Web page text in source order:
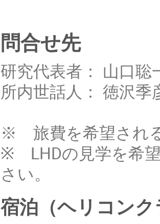
問合せ先
研究代表者： 山口聡
所内世話人： 徳沢季
※ 旅費を希望され
※ LHDの見学を希
さい。
宿泊（ヘリコンク